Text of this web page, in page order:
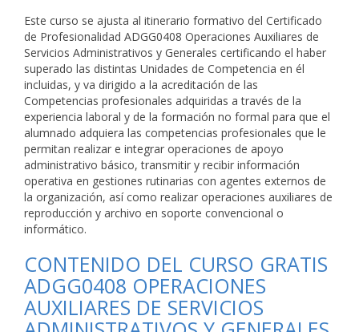
Este curso se ajusta al itinerario formativo del Certificado
de Profesionalidad ADGG0408 Operaciones Auxiliares de
Servicios Administrativos y Generales certificando el haber
superado las distintas Unidades de Competencia en él
incluidas, y va dirigido a la acreditación de las
Competencias profesionales adquiridas a través de la
experiencia laboral y de la formación no formal para que el
alumnado adquiera las competencias profesionales que le
permitan realizar e integrar operaciones de apoyo
administrativo básico, transmitir y recibir información
operativa en gestiones rutinarias con agentes externos de
la organización, así como realizar operaciones auxiliares de
reproducción y archivo en soporte convencional o
informático.
CONTENIDO DEL CURSO GRATIS
ADGG0408 OPERACIONES
AUXILIARES DE SERVICIOS